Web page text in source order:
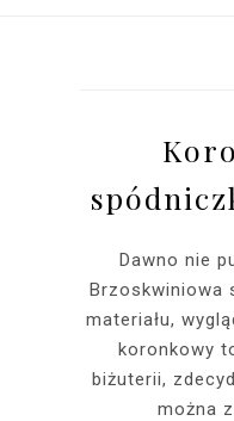
SHOPPING
INSTAGRAM MIX
EVENTS
EVENTS
PHOTOGRAPHY
ASIA
BEAUTY
Dawno nie
Brzoskwiniowa
materiału,
koronkowy
biżuterii,
można